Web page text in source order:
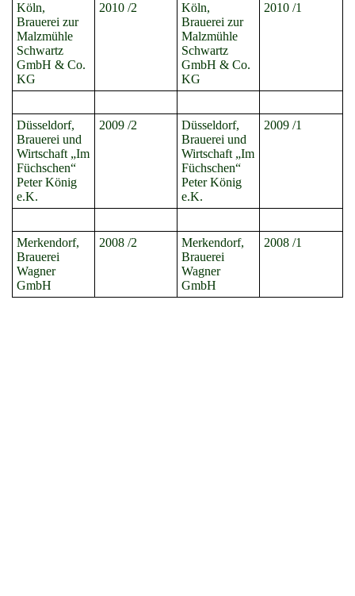
Köln,
Brauerei zur
Malzmühle
Schwartz
GmbH & Co.
KG
2010 /2
Köln,
Brauerei zur
Malzmühle
Schwartz
GmbH & Co.
KG
2010 /1
Düsseldorf,
Brauerei und
Wirtschaft „Im
Füchschen“
Peter König
e.K.
2009 /2
Düsseldorf,
Brauerei und
Wirtschaft „Im
Füchschen“
Peter König
e.K.
2009 /1
Merkendorf,
Brauerei
Wagner
GmbH
2008 /2
Merkendorf,
Brauerei
Wagner
GmbH
2008 /1